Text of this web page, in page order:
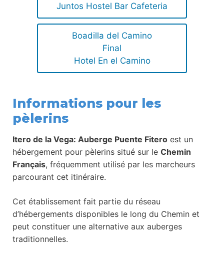
Juntos Hostel Bar Cafeteria
Boadilla del Camino
Final
Hotel En el Camino
Informations pour les
pèlerins
Itero de la Vega: Auberge Puente Fitero est un
hébergement pour pèlerins situé sur le Chemin
Français, fréquemment utilisé par les marcheurs
parcourant cet itinéraire.
Cet établissement fait partie du réseau
d’hébergements disponibles le long du Chemin et
peut constituer une alternative aux auberges
traditionnelles.